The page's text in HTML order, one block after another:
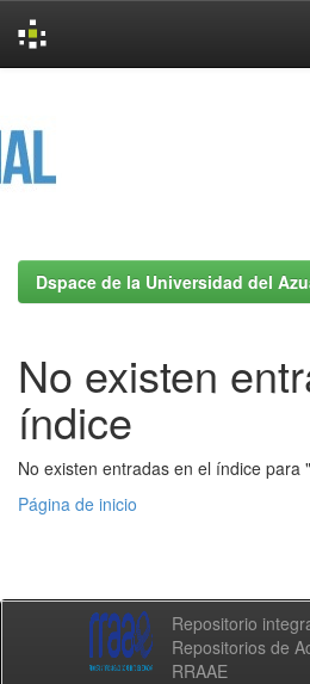
Dspace de la Universidad del
No existen
índice
No existen entradas en el índice para
Página de inicio
Repositorio
Repositorios de
RRAAE